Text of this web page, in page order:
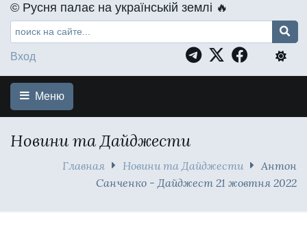
©️ Русня палає на українській землі 🔥
Вход
Меню
Новини та Дайджести
Главная Новини та Дайджести
Антон
Санченко - Дайджест 21 жовтня 2022